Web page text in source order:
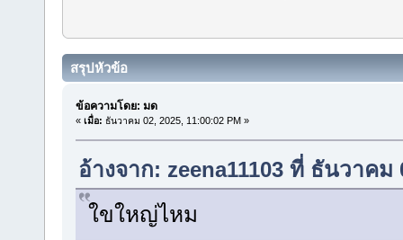
สรุปหัวข้อ
ข้อความโดย: มด
« เมื่อ: ธันวาคม 02, 2025, 11:00:02 PM »
อ้างจาก: zeena11103 ที่ ธันวาคม
ใขใหญ่ไหม